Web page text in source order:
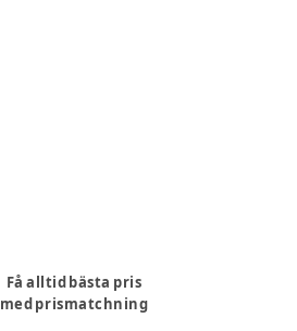
Få alltid bästa pris
med prismatchning